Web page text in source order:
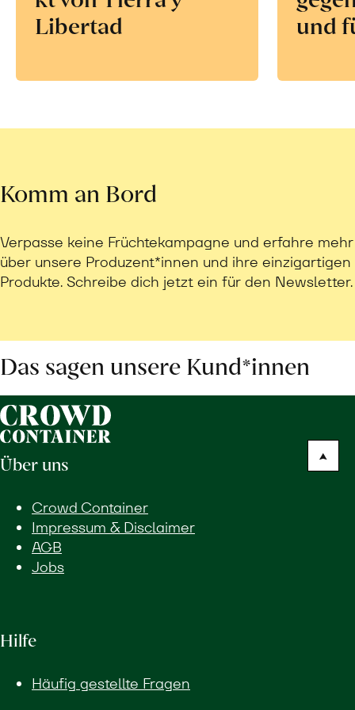
Libertad
und
Komm an Bord
Verpasse keine Früchtekampagne und erfahre mehr
über unsere Produzent*innen und ihre einzigartigen
Produkte. Schreibe dich jetzt ein für den Newsletter.
Das sagen unsere Kund*innen
Über uns
Crowd Container
Impressum & Disclaimer
AGB
Jobs
Hilfe
Häufig gestellte Fragen